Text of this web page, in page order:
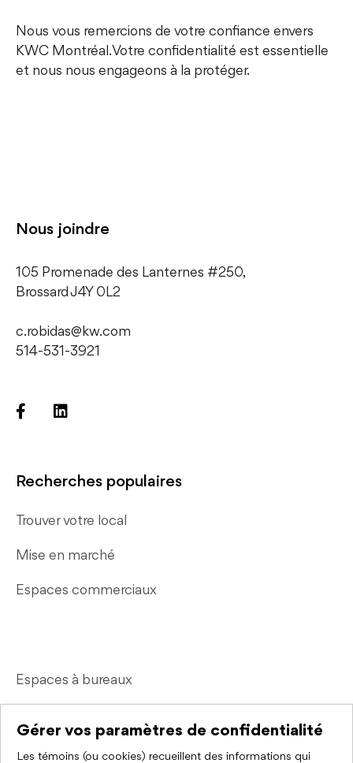
Nous vous remercions de votre confiance envers
KWC Montréal. Votre confidentialité est essentielle
et nous nous engageons à la protéger.
Nous joindre
105 Promenade des Lanternes #250,
​Brossard J4Y 0L2
c.robidas@kw.com
514-531-3921
Recherches populaires
Trouver votre local
Mise en marché
Espaces commerciaux
Espaces à bureaux
Courtier immobilier commercial
Gérer vos paramètres de confidentialité
Les témoins (ou cookies) recueillent des informations qui